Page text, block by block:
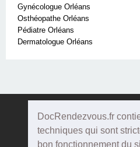
DocRendezvous.fr
techniques qui sont
bon fonctionnement du
Gynécologue Orléans
Osthéopathe Orléans
Pédiatre Orléans
Dermatologue Orléans
Doc